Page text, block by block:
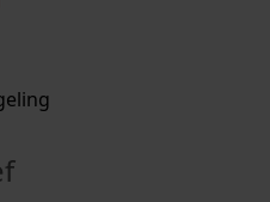
aantal zoektips.
aantal zoektips.